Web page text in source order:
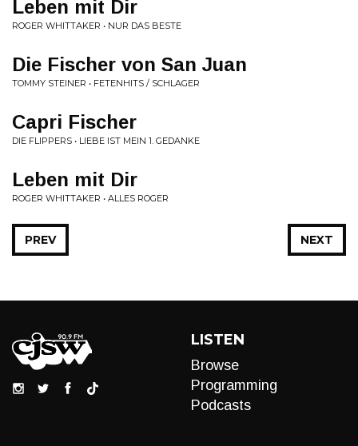
Leben mit Dir
ROGER WHITTAKER • NUR DAS BESTE
Die Fischer von San Juan
TOMMY STEINER • FETENHITS / SCHLAGER
Capri Fischer
DIE FLIPPERS • LIEBE IST MEIN 1. GEDANKE
Leben mit Dir
ROGER WHITTAKER • ALLES ROGER
NEXT
PREV
LISTEN
Browse
Programming
Podcasts